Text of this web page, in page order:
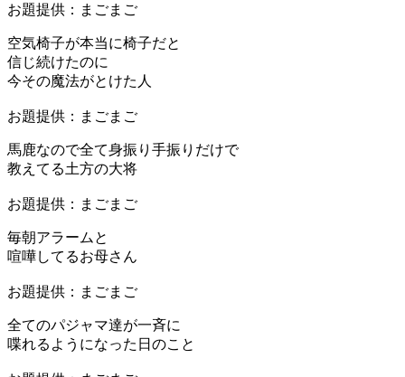
お題提供：まごまご
空気椅子が本当に椅子だと
信じ続けたのに
今その魔法がとけた人
お題提供：まごまご
馬鹿なので全て身振り手振りだけで
教えてる土方の大将
お題提供：まごまご
毎朝アラームと
喧嘩してるお母さん
お題提供：まごまご
全てのパジャマ達が一斉に
喋れるようになった日のこと